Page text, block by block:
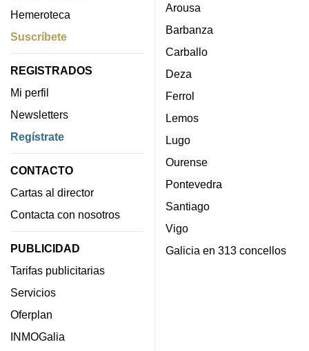
Hemeroteca
Suscríbete
REGISTRADOS
Mi perfil
Newsletters
Regístrate
CONTACTO
Cartas al director
Contacta con nosotros
PUBLICIDAD
Tarifas publicitarias
Servicios
Oferplan
INMOGalia
Arousa
Barbanza
Carballo
Deza
Ferrol
Lemos
Lugo
Ourense
Pontevedra
Santiago
Vigo
Galicia en 313 concellos